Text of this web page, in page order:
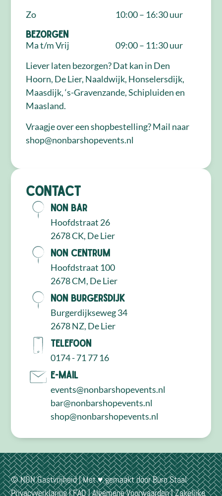
Zo
10:00 – 16:30 uur
Bezorgen
Ma t/m Vrij
09:00 – 11:30 uur
Liever laten bezorgen? Dat kan in Den
Hoorn, De Lier, Naaldwijk, Honselersdijk,
Maasdijk, ‘s-Gravenzande, Schipluiden en
Maasland.
Vraagje over een shopbestelling? Mail naar
shop@nonbarshopevents.nl
Contact
NON Bar
Hoofdstraat 26
2678 CK, De Lier
NON Centrum
Hoofdstraat 100
2678 CM, De Lier
NON Burgersdijk
Burgerdijkseweg 34
2678 NZ, De Lier
Telefoon
0174 - 71 77 16
E-mail
events@nonbarshopevents.nl
bar@nonbarshopevents.nl
shop@nonbarshopevents.nl
© NON Gastvrijheid | Met ♥ gemaakt doorBuro Staal
Privacyverklaring|FAQ|Algemene Voorwaarden|Zakelijke